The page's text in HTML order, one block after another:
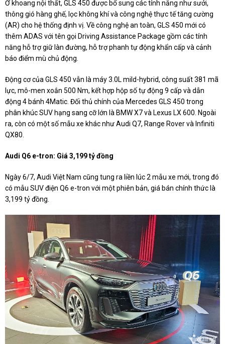
Ở khoang nội thất, GLS 450 được bổ sung các tính năng như sưởi,
thông gió hàng ghế, lọc không khí và công nghệ thực tế tăng cường
(AR) cho hệ thống định vị. Về công nghệ an toàn, GLS 450 mới có
thêm ADAS với tên gọi Driving Assistance Package gồm các tính
năng hỗ trợ giữ làn đường, hỗ trợ phanh tự động khẩn cấp và cảnh
báo điểm mù chủ động.
Động cơ của GLS 450 vẫn là máy 3.0L mild-hybrid, công suất 381 mã
lực, mô-men xoắn 500 Nm, kết hợp hộp số tự động 9 cấp và dẫn
động 4 bánh 4Matic. Đối thủ chính của Mercedes GLS 450 trong
phân khúc SUV hạng sang cỡ lớn là BMW X7 và Lexus LX 600. Ngoài
ra, còn có một số mẫu xe khác như Audi Q7, Range Rover và Infiniti
QX80.
Audi Q6 e-tron: Giá 3,199 tỷ đồng
Ngày 6/7, Audi Việt Nam cũng tung ra liền lúc 2 mẫu xe mới, trong đó
có mẫu SUV điện Q6 e-tron với một phiên bản, giá bán chính thức là
3,199 tỷ đồng.